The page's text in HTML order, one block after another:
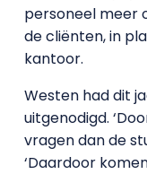
personeel meer
de cliënten, in
kantoor.
Westen had dit
uitgenodigd.
vragen dan de
‘Daardoor